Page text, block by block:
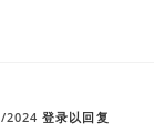
2024 登录以回复